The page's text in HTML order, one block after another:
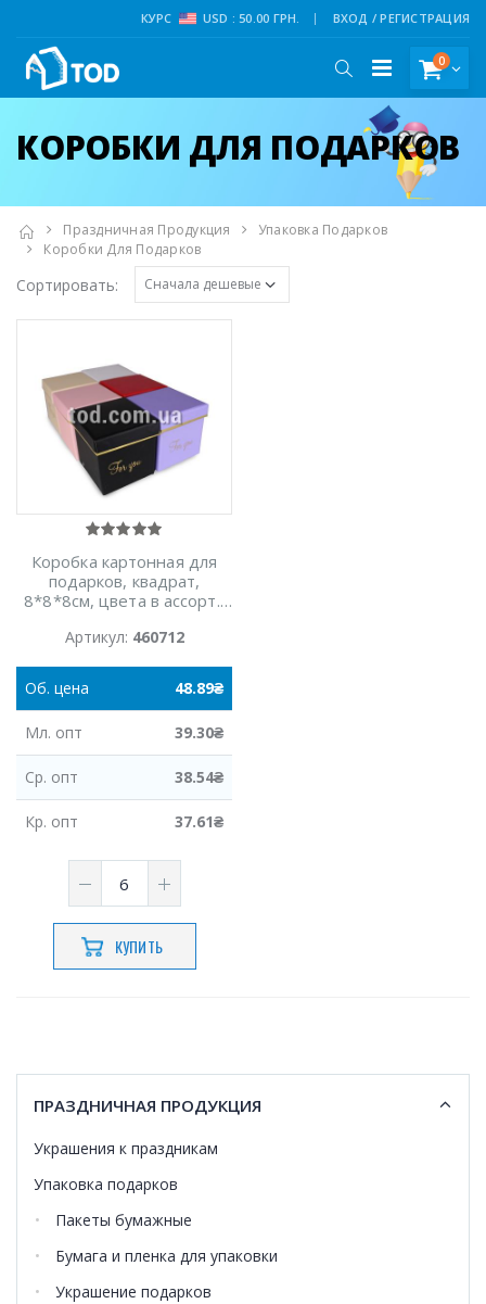
КУРС USD : 50.00 ГРН. ВХОД / РЕГИСТРАЦИЯ
0
КОРОБКИ ДЛЯ ПОДАРКОВ
Праздничная Продукция
Упаковка Подарков
Коробки Для Подарков
Сортировать:
Коробка картонная для
подарков, квадрат,
8*8*8см, цвета в ассорт.,
Артикул: 460712
Об. цена 48.89₴
Мл. опт 39.30₴
Ср. опт 38.54₴
Кр. опт 37.61₴
КУПИТЬ
ПРАЗДНИЧНАЯ ПРОДУКЦИЯ
Украшения к праздникам
Упаковка подарков
Пакеты бумажные
Бумага и пленка для упаковки
Украшение подарков